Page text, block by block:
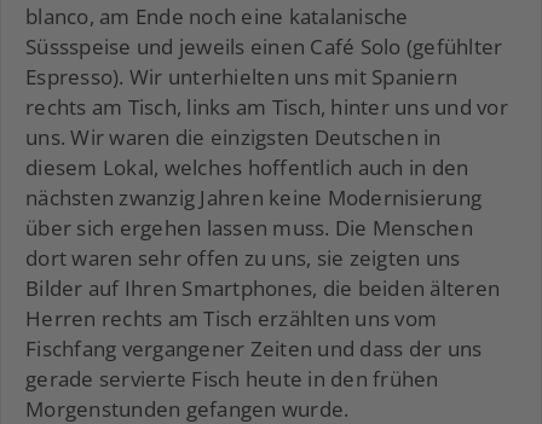
blanco, am Ende noch eine katalanische
Süssspeise und jeweils einen Café Solo (gefühlter
Espresso). Wir unterhielten uns mit Spaniern
rechts am Tisch, links am Tisch, hinter uns und vor
uns. Wir waren die einzigsten Deutschen in
diesem Lokal, welches hoffentlich auch in den
nächsten zwanzig Jahren keine Modernisierung
über sich ergehen lassen muss. Die Menschen
dort waren sehr offen zu uns, sie zeigten uns
Bilder auf Ihren Smartphones, die beiden älteren
Herren rechts am Tisch erzählten uns vom
Fischfang vergangener Zeiten und dass der uns
gerade servierte Fisch heute in den frühen
Morgenstunden gefangen wurde.